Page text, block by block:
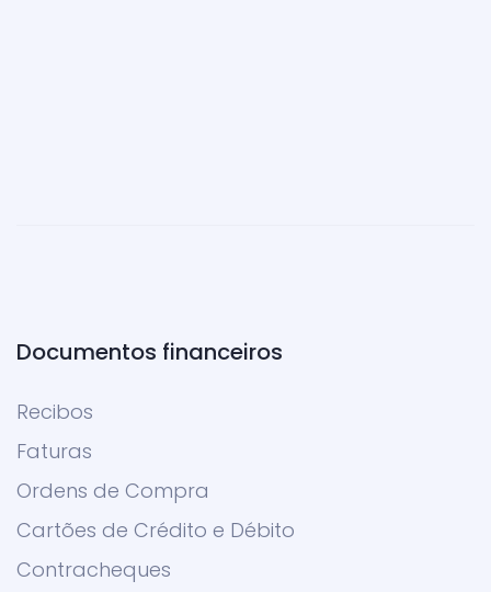
Documentos financeiros
Recibos
Faturas
Ordens de Compra
Cartões de Crédito e Débito
Contracheques